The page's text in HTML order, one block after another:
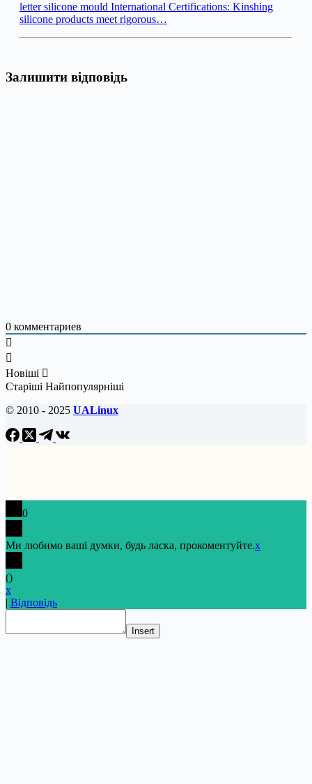
letter silicone mould International Certifications: Kinshing
silicone products meet rigorous…
Залишити відповідь
0 комментариев
Новіші
Старіші Найпопулярніші
© 2010 - 2025 UALinux
0
Ми любимо ваші думки, будь ласка, прокоментуйте.x
()
x
| Відповідь
Insert